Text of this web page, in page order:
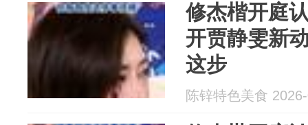
修杰楷开庭
开贾静雯新
这步
陈锌特色美食